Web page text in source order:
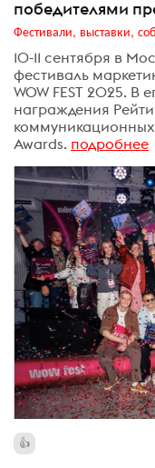
победителями
Фестивали, выставки,
10-11 сентября в
фестиваль
WOW FEST 2025. В
награждения
коммуникационных
Awards. подробнее